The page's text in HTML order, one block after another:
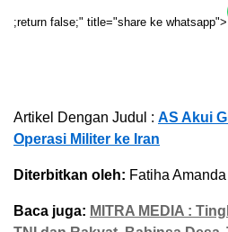
;return false;" title="share ke whatsapp">
Artikel Dengan Judul : AS Akui
Operasi Militer ke Iran
Diterbitkan oleh: Fatiha Amanda
Baca juga: MITRA MEDIA :